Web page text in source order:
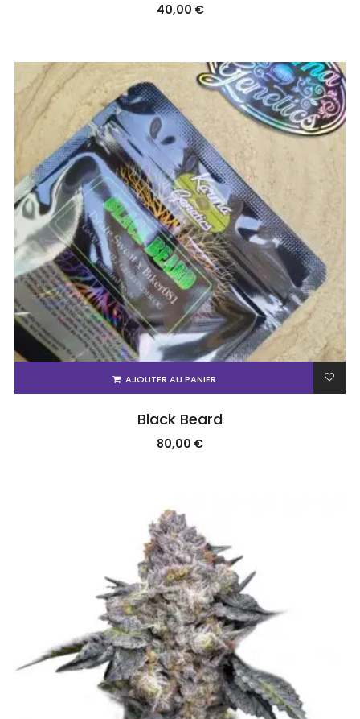
40,00 €
AJOUTER AU PANIER
Black Beard
80,00 €